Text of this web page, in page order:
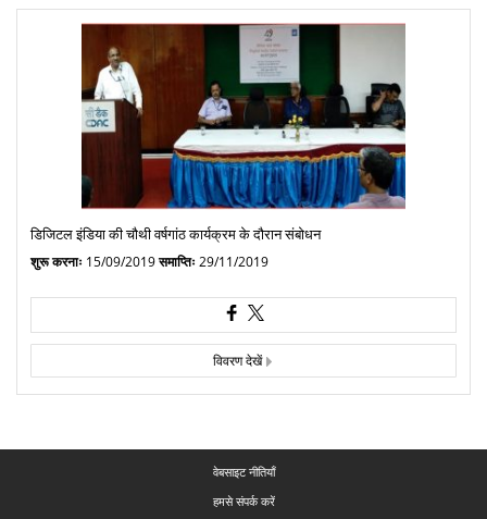
डिजिटल इंडिया की चौथी वर्षगांठ कार्यक्रम के दौरान संबोधन
शुरू करनाः 15/09/2019समाप्तिः 29/11/2019
विवरण देखें
वेबसाइट नीतियाँ
हमसे संपर्क करें